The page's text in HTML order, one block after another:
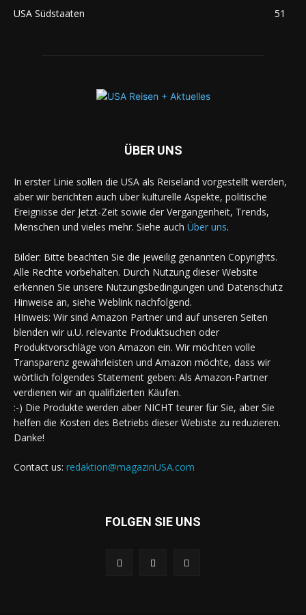
USA Südstaaten
51
ÜBER UNS
In erster Linie sollen die USA als Reiseland vorgestellt werden,
aber wir berichten auch über kulturelle Aspekte, politische
Ereignisse der Jetzt-Zeit sowie der Vergangenheit, Trends,
Menschen und vieles mehr. Siehe auch Über uns.
Bilder: Bitte beachten Sie die jeweilig genannten Copyrights.
Alle Rechte vorbehalten. Durch Nutzung dieser Website
erkennen Sie unsere Nutzungsbedingungen und Datenschutz
Hinweise an, siehe Weblink nachfolgend.
HInweis: Wir sind Amazon Partner und auf unseren Seiten
blenden wir u.U. relevante Produktsuchen oder
Produktvorschläge von Amazon ein. Wir möchten volle
Transparenz gewährleisten und Amazon möchte, dass wir
wörtlich folgendes Statement geben: Als Amazon-Partner
verdienen wir an qualifizierten Käufen.
:-) Die Produkte werden aber NICHT teurer für Sie, aber Sie
helfen die Kosten des Betriebs dieser Webiste zu reduzieren.
Danke!
Contact us: redaktion@magazinUSA.com
FOLGEN SIE UNS